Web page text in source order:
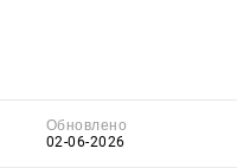
Обновлено
02-06-2026